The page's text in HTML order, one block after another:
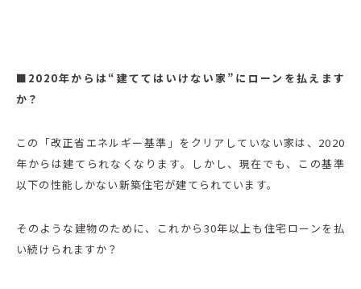
■2020年からは“建ててはいけない家”にローンを払えます
か？
この「改正省エネルギー基準」をクリアしていない家は、2020
年からは建てられなくなります。しかし、現在でも、この基準
以下の性能しかない新築住宅が建てられています。
そのような建物のために、これから30年以上も住宅ローンを払
い続けられますか？